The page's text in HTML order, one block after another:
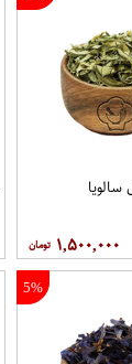
سالویا
۱,۵۰۰,۰۰۰
5%